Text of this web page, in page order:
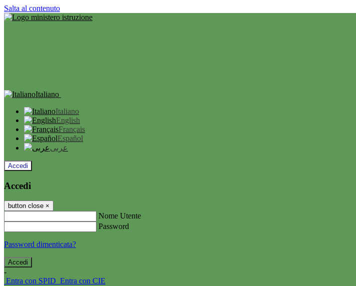
Salta al contenuto
Italiano
Italiano
English
Français
Español
عربى
Accedi
Accedi
button close ×
Nome Utente
Password
Password dimenticata?
-
Entra con SPID Entra con CIE